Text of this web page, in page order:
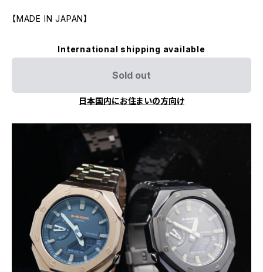
【MADE IN JAPAN】
International shipping available
Sold out
日本国内にお住まいの方向け